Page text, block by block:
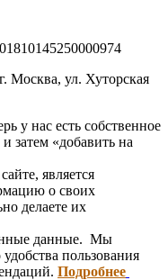
Москва, ул. Хуторская
у нас есть собственное
затем «добавить на
является
о своих
делаете их
данные. Мы
пользования
Подробнее